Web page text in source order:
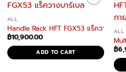
ALL
Handle Rack HFT FGX53 แร็ควางบาร์เ
฿10,900.00
ADD TO CART
ALL
฿